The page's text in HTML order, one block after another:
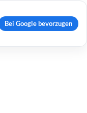
Bei Google bevorzugen